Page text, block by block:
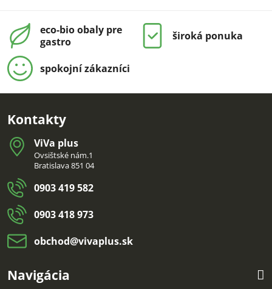
eco-bio obaly pre
gastro
široká ponuka
spokojní zákazníci
Kontakty
ViVa plus
Ovsištské nám.1
Bratislava 851 04
0903 419 582
0903 418 973
obchod​@vivaplus​.sk
Navigácia